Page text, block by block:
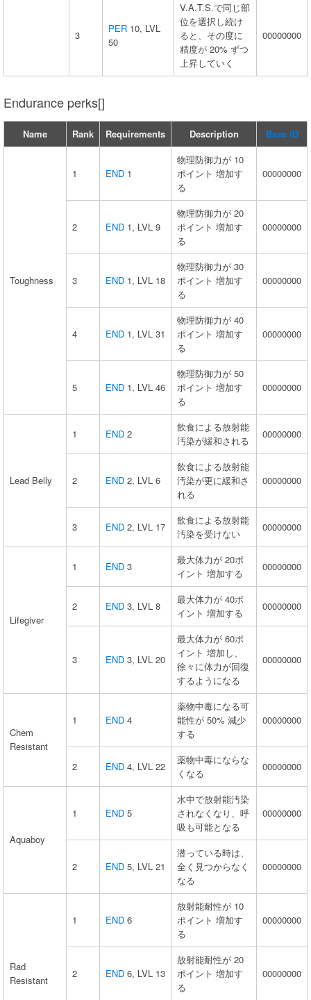
3
PER 10, LVL
50
V.A.T.S.で同じ部
位を選択し続け
ると、その度に
精度が 20% ずつ
上昇していく
00000000
Endurance perks[]
Name Rank Requirements Description Base ID
Toughness
1 END 1
物理防御力が 10
ポイント 増加す
る
00000000
2 END 1, LVL 9
物理防御力が 20
ポイント 増加す
る
00000000
3 END 1, LVL 18
物理防御力が 30
ポイント 増加す
る
00000000
4 END 1, LVL 31
物理防御力が 40
ポイント 増加す
る
00000000
5 END 1, LVL 46
物理防御力が 50
ポイント 増加す
る
00000000
Lead Belly
1 END 2
飲食による放射能
汚染が緩和される
00000000
2 END 2, LVL 6
飲食による放射能
汚染が更に緩和さ
れる
00000000
3 END 2, LVL 17
飲食による放射能
汚染を受けない
00000000
Lifegiver
1 END 3
最大体力が 20ポ
イント 増加する
00000000
2 END 3, LVL 8
最大体力が 40ポ
イント 増加する
00000000
3 END 3, LVL 20
最大体力が 60ポ
イント 増加し、
徐々に体力が回復
するようになる
00000000
Chem
Resistant
1 END 4
薬物中毒になる可
能性が 50% 減少
する
00000000
2 END 4, LVL 22
薬物中毒にならな
くなる
00000000
Aquaboy
1 END 5
水中で放射能汚染
されなくなり、呼
吸も可能となる
00000000
2 END 5, LVL 21
潜っている時は、
全く見つからなく
なる
00000000
Rad
Resistant
1 END 6
放射能耐性が 10
ポイント 増加す
る
00000000
2 END 6, LVL 13
放射能耐性が 20
ポイント 増加す
る
00000000